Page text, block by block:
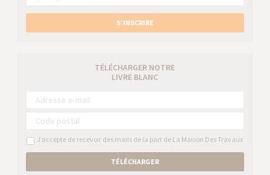
S’INSCRIRE
TÉLÉCHARGER NOTRE
LIVRE BLANC
J’accepte de recevoir des mails de la part de La Maison Des Travaux
TÉLÉCHARGER